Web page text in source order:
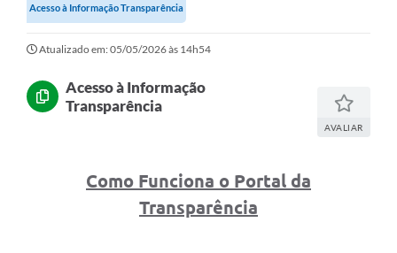
Acesso à Informação Transparência
Atualizado em: 05/05/2026 às 14h54
Acesso à Informação
Transparência
AVALIAR
Como Funciona o Portal da
Transparência